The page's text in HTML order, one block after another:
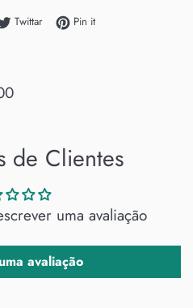
no Facebook
TwittarTwittar no Twitter
Pin itAdicione no Pinterest
de Clientes
uma avaliação
avaliação